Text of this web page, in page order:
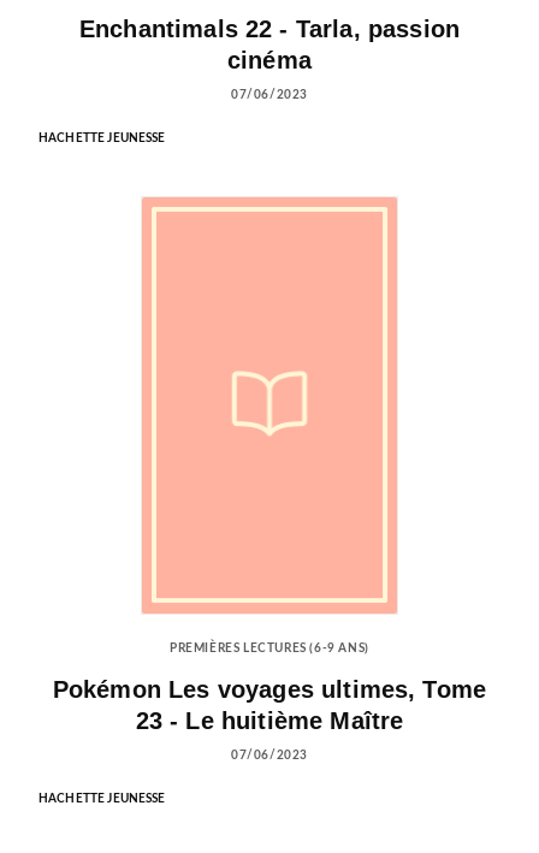
Enchantimals 22 - Tarla, passion
cinéma
07/06/2023
HACHETTE JEUNESSE
PREMIÈRES LECTURES (6-9 ANS)
Pokémon Les voyages ultimes, Tome
23 - Le huitième Maître
07/06/2023
HACHETTE JEUNESSE